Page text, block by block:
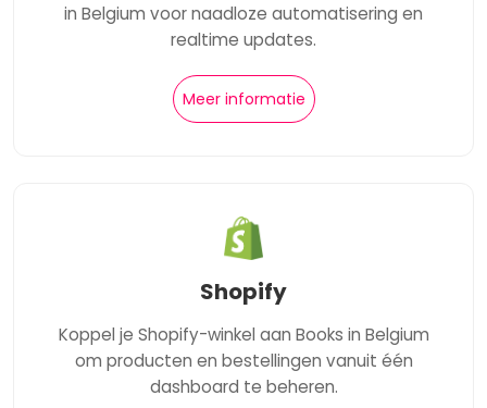
in Belgium voor naadloze automatisering en
realtime updates.
Meer informatie
Shopify
Koppel je Shopify-winkel aan Books in Belgium
om producten en bestellingen vanuit één
dashboard te beheren.